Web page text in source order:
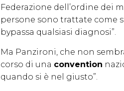
Federazione dell’ordine dei
persone sono trattate come
bypassa qualsiasi diagnosi”.
Ma Panzironi, che non
corso di una convention
quando si è nel giusto”.